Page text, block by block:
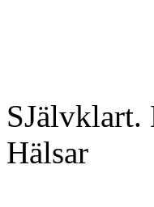
SJälvklart.
Hälsar